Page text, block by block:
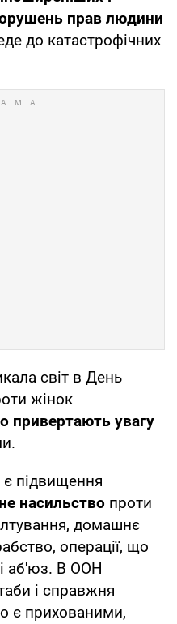
прав людини
до катастрофічних
світ в День
жінок
привертають увагу
підвищення
насильство проти
домашнє
операції, що
аб'юз. В ООН
і справжня
є прихованими,